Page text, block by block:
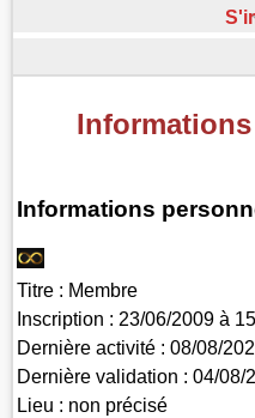
Informations
Titre : Membre
Inscription : 23/06/2009 à
Dernière activité : 08/08/
Dernière validation : 04/08/
Lieu : non précisé